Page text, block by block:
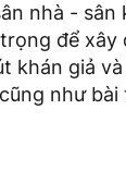
nhà - sân
để xây
khán giả
như bài